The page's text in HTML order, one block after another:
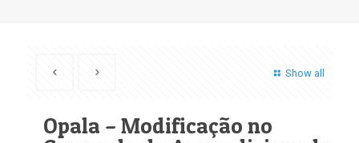
Show all
Opala – Modificação no